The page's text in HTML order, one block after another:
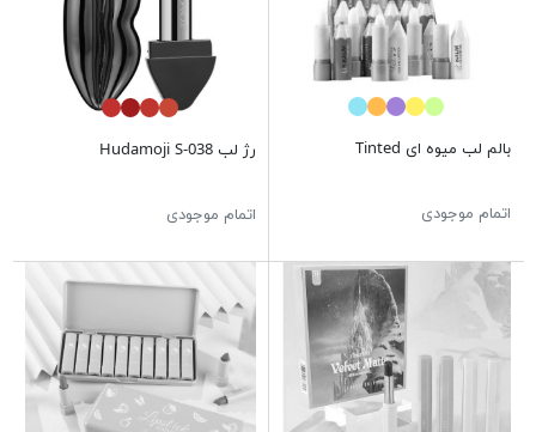
بالم لب میوه ای Tinted
اتمام موجودی
رژ لب Hudamoji S-038
اتمام موجودی